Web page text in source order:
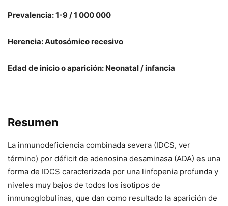
Prevalencia: 1-9 / 1 000 000
Herencia: Autosómico recesivo
Edad de inicio o aparición: Neonatal / infancia
Resumen
La inmunodeficiencia combinada severa (IDCS, ver
término) por déficit de adenosina desaminasa (ADA) es una
forma de IDCS caracterizada por una linfopenia profunda y
niveles muy bajos de todos los isotipos de
inmunoglobulinas, que dan como resultado la aparición de